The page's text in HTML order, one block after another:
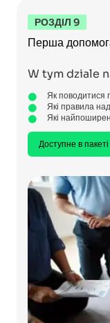
РОЗДІЛ 9
Перша
W tym dziale
Як поводитися
Які правила
Які
Доступне в пакеті